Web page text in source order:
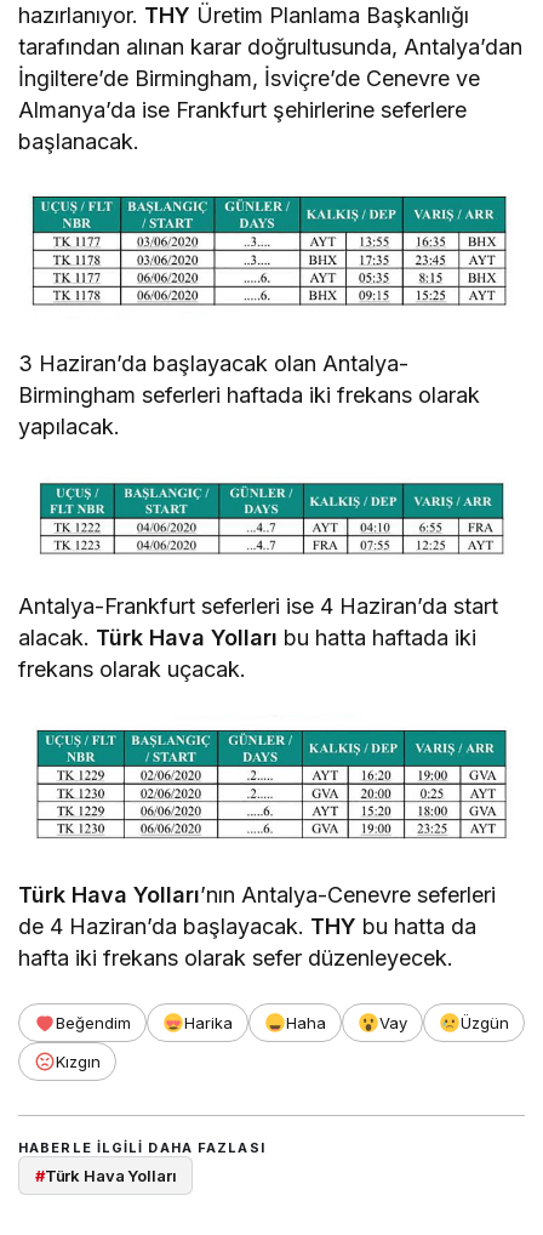
hazırlanıyor. THY Üretim Planlama Başkanlığı
tarafından alınan karar doğrultusunda, Antalya’dan
İngiltere’de Birmingham, İsviçre’de Cenevre ve
Almanya’da ise Frankfurt şehirlerine seferlere
başlanacak.
3 Haziran’da başlayacak olan Antalya-
Birmingham seferleri haftada iki frekans olarak
yapılacak.
Antalya-Frankfurt seferleri ise 4 Haziran’da start
alacak. Türk Hava Yolları bu hatta haftada iki
frekans olarak uçacak.
Türk Hava Yolları’nın Antalya-Cenevre seferleri
de 4 Haziran’da başlayacak. THY bu hatta da
hafta iki frekans olarak sefer düzenleyecek.
Beğendim Harika Haha Vay
Üzgün
Kızgın
HABERLE ILGILI DAHA FAZLASI
#Türk Hava Yolları